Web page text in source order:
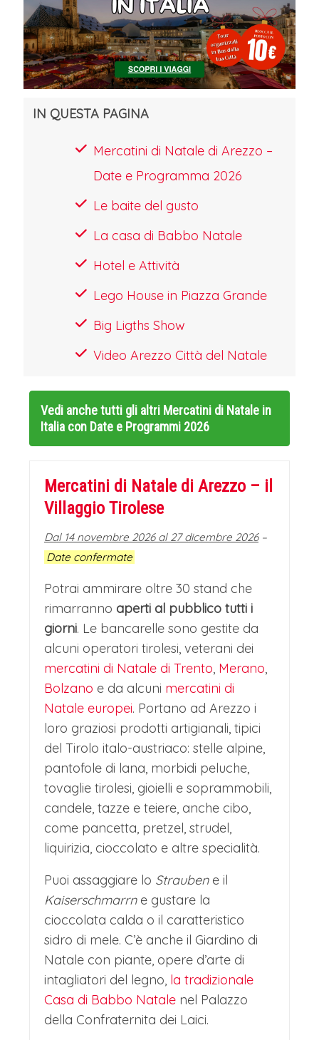
IN QUESTA PAGINA
Mercatini di Natale di Arezzo –
Date e Programma 2026
Le baite del gusto
La casa di Babbo Natale
Hotel e Attività
Lego House in Piazza Grande
Big Ligths Show
Video Arezzo Città del Natale
Vedi anche tutti gli altri Mercatini di Natale in
Italia con Date e Programmi 2026
Mercatini di Natale di Arezzo – il
Villaggio Tirolese
Dal 14 novembre 2026 al 27 dicembre 2026–
Date confermate
Potrai ammirare oltre 30 stand che
rimarranno aperti al pubblico tutti i
giorni. Le bancarelle sono gestite da
alcuni operatori tirolesi, veterani dei
mercatini di Natale di Trento, Merano,
Bolzano e da alcuni mercatini di
Natale europei. Portano ad Arezzo i
loro graziosi prodotti artigianali, tipici
del Tirolo italo-austriaco: stelle alpine,
pantofole di lana, morbidi peluche,
tovaglie tirolesi, gioielli e soprammobili,
candele, tazze e teiere, anche cibo,
come pancetta, pretzel, strudel,
liquirizia, cioccolato e altre specialità.
Puoi assaggiare lo Straubene il
Kaiserschmarrne gustare la
cioccolata calda o il caratteristico
sidro di mele. C’è anche il Giardino di
Natale con piante, opere d’arte di
intagliatori del legno, la tradizionale
Casa di Babbo Natale nel Palazzo
della Confraternita dei Laici.